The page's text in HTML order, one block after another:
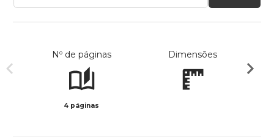
Nº de páginas
4 páginas
Dimensões